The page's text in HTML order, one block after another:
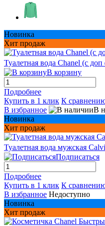
Новинка
Хит продаж
Туалетная вода Chanel (с
В корзину
Подробнее
Купить в 1 клик К
В избранное
В
Новинка
Хит продаж
Туалетная вода мужская
Подписаться
Подробнее
Купить в 1 клик К
В избранное Недоступно
Новинка
Хит продаж